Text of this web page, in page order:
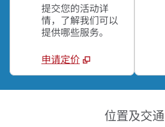
提交您的活动详
情，了解我们可以
提供哪些服务。
申请定价
位置及交通